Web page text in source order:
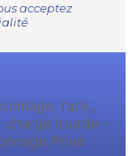
acceptez